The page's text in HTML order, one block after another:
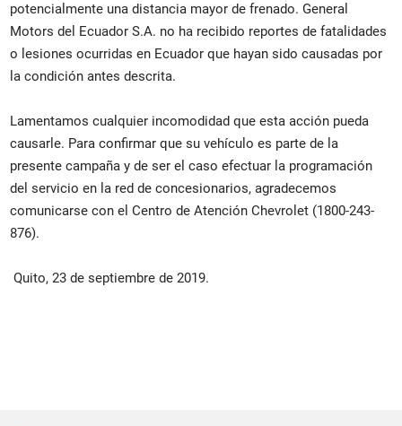
potencialmente una distancia mayor de frenado. General
Motors del Ecuador S.A. no ha recibido reportes de fatalidades
o lesiones ocurridas en Ecuador que hayan sido causadas por
la condición antes descrita.
Lamentamos cualquier incomodidad que esta acción pueda
causarle. Para confirmar que su vehículo es parte de la
presente campaña y de ser el caso efectuar la programación
del servicio en la red de concesionarios, agradecemos
comunicarse con el Centro de Atención Chevrolet (1800-243-
876).
Quito, 23 de septiembre de 2019.